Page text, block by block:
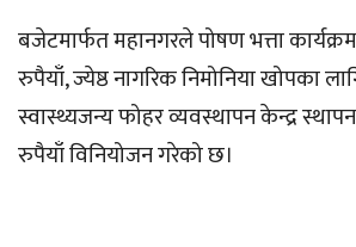
बजेटमार्फत महानगरले पोषण भत्ता
रुपैयाँ, ज्येष्ठ नागरिक निमोनिया खोपका
स्वास्थ्यजन्य फोहर व्यवस्थापन केन्द्र
रुपैयाँ विनियोजन गरेको छ।